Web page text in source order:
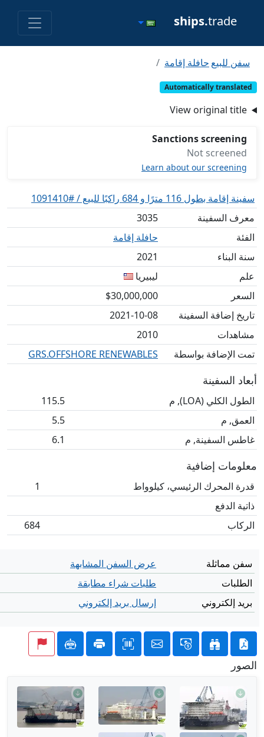
ships.trade
سفن للبيعحافلة إقامة
Automatically translated
View original title
Sanctions screening
Not screened
Learn about our screening
سفينة إقامة بطول 116 مترًا و 684 راكبًا للبيع / #1091410
معرف السفينة
3035
الفئة
حافلة إقامة
سنة البناء
2021
علم
ليبيريا
السعر
$30,000,000
تاريخ إضافة السفينة
2021-10-08
مشاهدات
2010
تمت الإضافة بواسطة
GRS.OFFSHORE RENEWABLES
أبعاد السفينة
الطول الكلي (LOA), م
115.5
العمق, م
5.5
غاطس السفينة, م
6.1
معلومات إضافية
قدرة المحرك الرئيسي، كيلوواط
ذاتية الدفع
الركاب
684
سفن مماثلة
عرض السفن المشابهة
الطلبات
طلبات شراء مطابقة
بريد إلكتروني
إرسال بريد إلكتروني
الصور